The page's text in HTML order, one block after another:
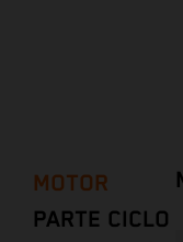
MOTOR
PARTE CICLO